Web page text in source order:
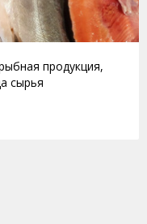
продукция,
сырья